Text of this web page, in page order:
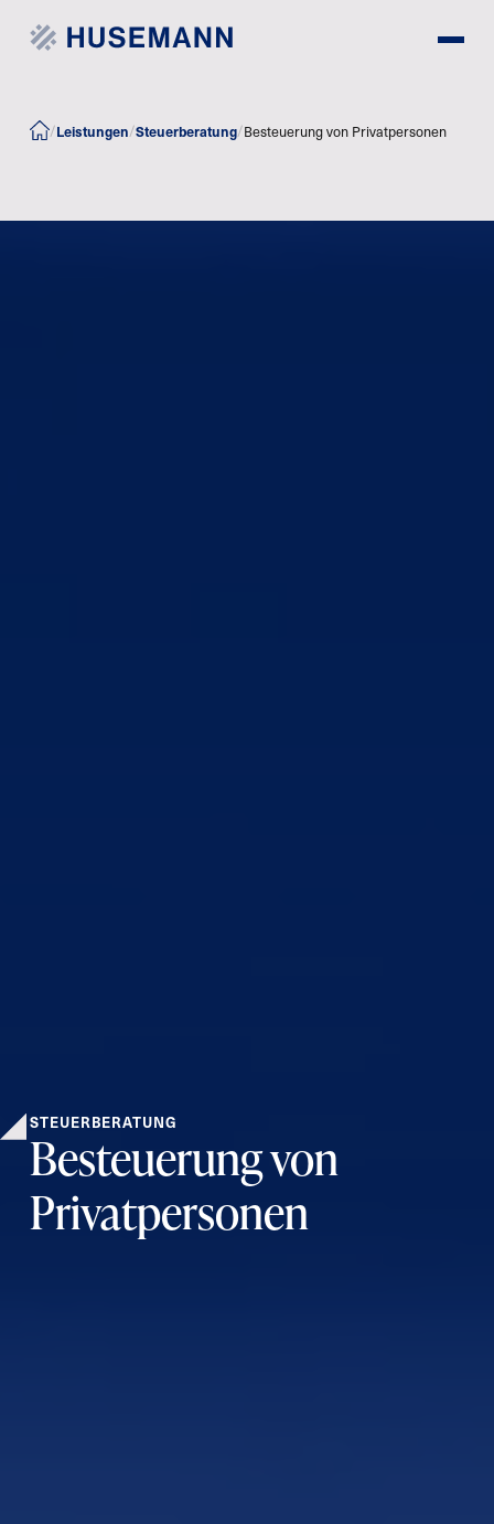
/Leistungen/Steuerberatung/Besteuerung von Privatpersonen
STEUERBERATUNG
Besteuerung von
Privatpersonen